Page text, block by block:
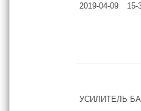
2019-04-09
15-
УСИЛИТЕЛЬ